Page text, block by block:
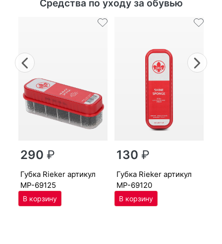
Средства по уходу за обувью
Previous
290₽
губ­ка Ri­eker артикул
MP-69125
130₽
губ­ка Ri­eker артикул
MP-69120